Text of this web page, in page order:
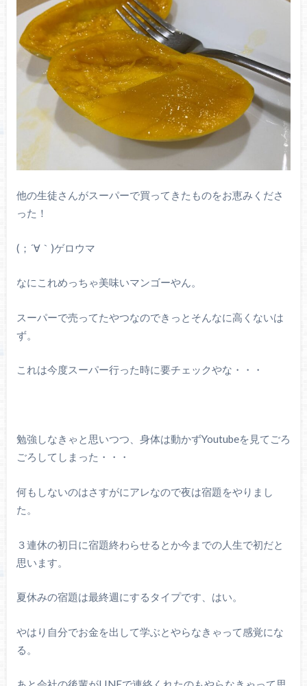
他の生徒さんがスーパーで買ってきたものをお恵みくださ
った！
(；´∀｀)ゲロウマ
なにこれめっちゃ美味いマンゴーやん。
スーパーで売ってたやつなのできっとそんなに高くないは
ず。
これは今度スーパー行った時に要チェックやな・・・
勉強しなきゃと思いつつ、身体は動かずYoutubeを見てごろ
ごろしてしまった・・・
何もしないのはさすがにアレなので夜は宿題をやりまし
た。
３連休の初日に宿題終わらせるとか今までの人生で初だと
思います。
夏休みの宿題は最終週にするタイプです、はい。
やはり自分でお金を出して学ぶとやらなきゃって感覚にな
る。